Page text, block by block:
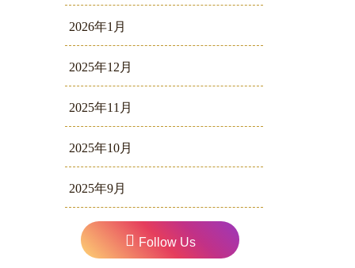
2026年1月
2025年12月
2025年11月
2025年10月
2025年9月
Follow Us